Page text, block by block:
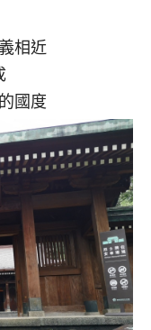
相近
國度